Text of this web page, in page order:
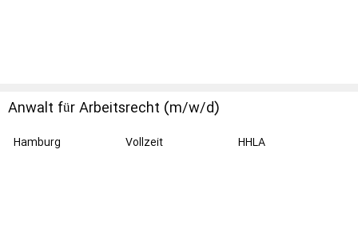
Anwalt für Arbeitsrecht (m/w/d)
Hamburg Vollzeit HHLA